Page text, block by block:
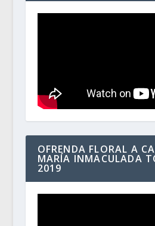
OFRENDA FLORAL A
MARÍA INMACULADA
2019